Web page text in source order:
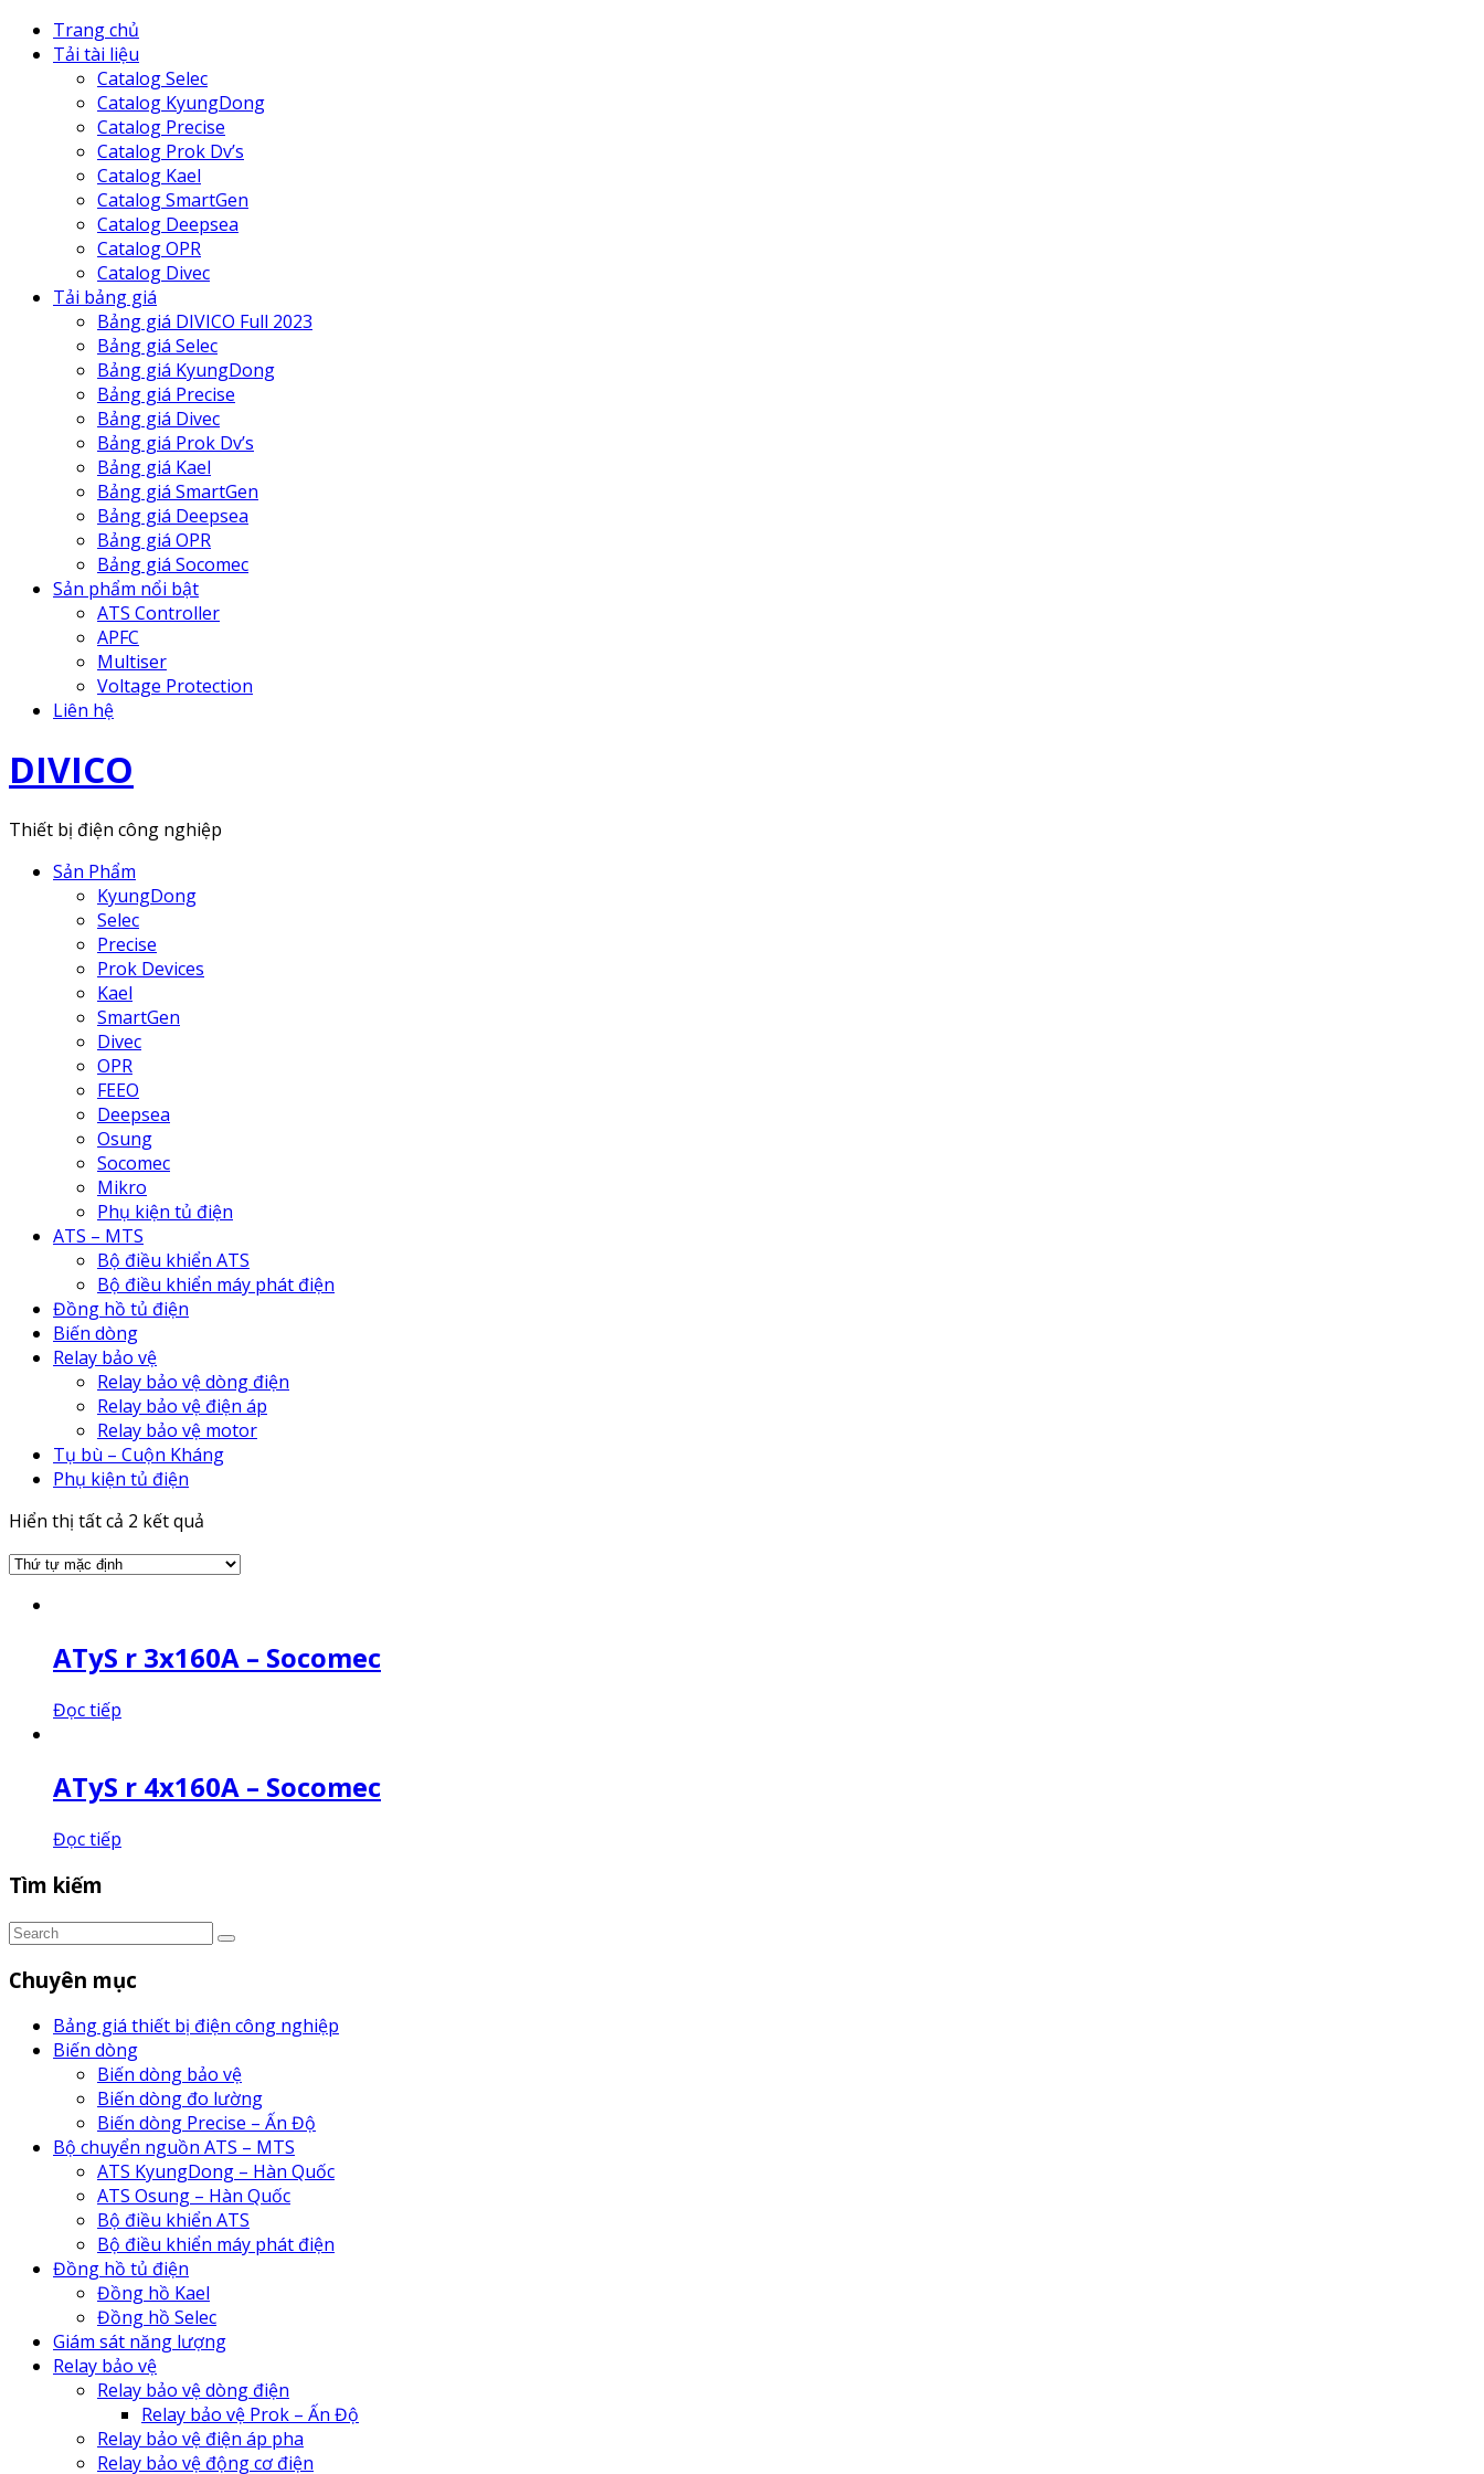
Trang chủ
Tải tài liệu
Catalog Selec
Catalog KyungDong
Catalog Precise
Catalog Prok Dv’s
Catalog Kael
Catalog SmartGen
Catalog Deepsea
Catalog OPR
Catalog Divec
Tải bảng giá
Bảng giá DIVICO Full 2023
Bảng giá Selec
Bảng giá KyungDong
Bảng giá Precise
Bảng giá Divec
Bảng giá Prok Dv’s
Bảng giá Kael
Bảng giá SmartGen
Bảng giá Deepsea
Bảng giá OPR
Bảng giá Socomec
Sản phẩm nổi bật
ATS Controller
APFC
Multiser
Voltage Protection
Liên hệ
DIVICO
Thiết bị điện công nghiệp
Sản Phẩm
KyungDong
Selec
Precise
Prok Devices
Kael
SmartGen
Divec
OPR
FEEO
Deepsea
Osung
Socomec
Mikro
Phụ kiện tủ điện
ATS – MTS
Bộ điều khiển ATS
Bộ điều khiển máy phát điện
Đồng hồ tủ điện
Biến dòng
Relay bảo vệ
Relay bảo vệ dòng điện
Relay bảo vệ điện áp
Relay bảo vệ motor
Tụ bù – Cuộn Kháng
Phụ kiện tủ điện
Hiển thị tất cả 2 kết quả
ATyS r 3x160A – Socomec
Đọc tiếp
ATyS r 4x160A – Socomec
Đọc tiếp
Tìm kiếm
Chuyên mục
Bảng giá thiết bị điện công nghiệp
Biến dòng
Biến dòng bảo vệ
Biến dòng đo lường
Biến dòng Precise – Ấn Độ
Bộ chuyển nguồn ATS – MTS
ATS KyungDong – Hàn Quốc
ATS Osung – Hàn Quốc
Bộ điều khiển ATS
Bộ điều khiển máy phát điện
Đồng hồ tủ điện
Đồng hồ Kael
Đồng hồ Selec
Giám sát năng lượng
Relay bảo vệ
Relay bảo vệ dòng điện
Relay bảo vệ Prok – Ấn Độ
Relay bảo vệ điện áp pha
Relay bảo vệ động cơ điện